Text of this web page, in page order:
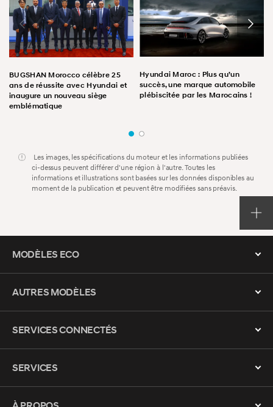
BUGSHAN Morocco célèbre 25
ans de réussite avec Hyundai et
inaugure un nouveau siège
emblématique
Hyundai Maroc : Plus qu’un
succès, une marque automobile
plébiscitée par les Marocains !
Les images, les spécifications du moteur et les informations publiées
ci-dessus peuvent différer d'une région à l'autre. Toutes les
informations et illustrations sont basées sur les données disponibles au
moment de la publication et peuvent être modifiées sans préavis.
MODÈLES ECO
AUTRES MODÈLES
SERVICES CONNECTÉS
SERVICES